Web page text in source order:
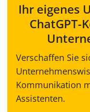
Ihr eigenes
Verschaffen Sie
Kommunikation
Assistenten.